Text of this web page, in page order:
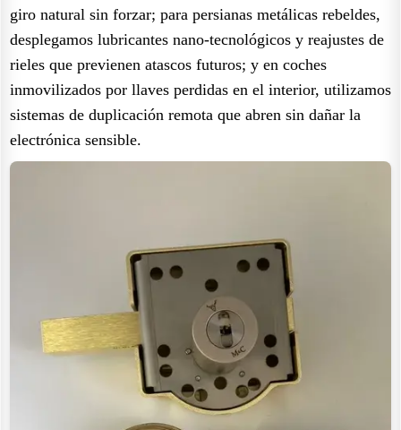
giro natural sin forzar; para persianas metálicas rebeldes,
desplegamos lubricantes nano-tecnológicos y reajustes de
rieles que previenen atascos futuros; y en coches
inmovilizados por llaves perdidas en el interior, utilizamos
sistemas de duplicación remota que abren sin dañar la
electrónica sensible.